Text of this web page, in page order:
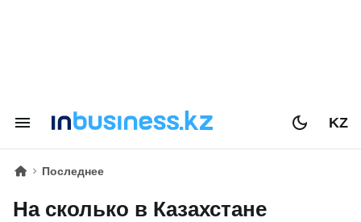
KZ
Последнее
На сколько в Казахстане